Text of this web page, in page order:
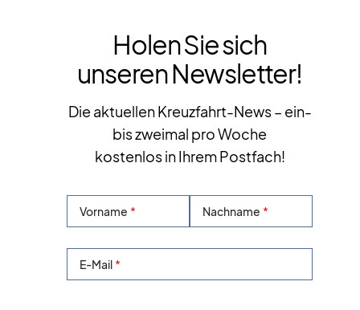
Holen Sie sich
unseren Newsletter!
Die aktuellen Kreuzfahrt-News – ein-
bis zweimal pro Woche
kostenlos in Ihrem Postfach!
Vorname Nachname
E-Mail